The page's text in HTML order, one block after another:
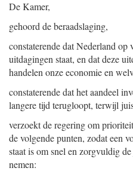
De Kamer,
gehoord de beraadslaging,
constaterende dat Nederland
uitdagingen staat, en dat deze
handelen onze economie en
constaterende dat het aandeel
langere tijd terugloopt, terwijl
verzoekt de regering om
de volgende punten, zodat een
staat is om snel en zorgvuldig
nemen: